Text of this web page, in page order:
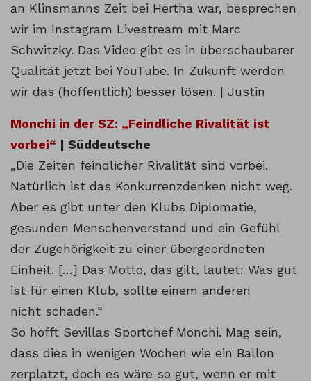
an Klinsmanns Zeit bei Hertha war, besprechen
wir im Instagram Livestream mit Marc
Schwitzky. Das Video gibt es in überschaubarer
Qualität jetzt bei YouTube. In Zukunft werden
wir das (hoffentlich) besser lösen. | Justin
Monchi in der SZ: „Feindliche Rivalität ist
vorbei“ | Süddeutsche
„Die Zeiten feindlicher Rivalität sind vorbei.
Natürlich ist das Konkurrenzdenken nicht weg.
Aber es gibt unter den Klubs Diplomatie,
gesunden Menschenverstand und ein Gefühl
der Zugehörigkeit zu einer übergeordneten
Einheit. […] Das Motto, das gilt, lautet: Was gut
ist für einen Klub, sollte einem anderen
nicht schaden.“
So hofft Sevillas Sportchef Monchi. Mag sein,
dass dies in wenigen Wochen wie ein Ballon
zerplatzt, doch es wäre so gut, wenn er mit